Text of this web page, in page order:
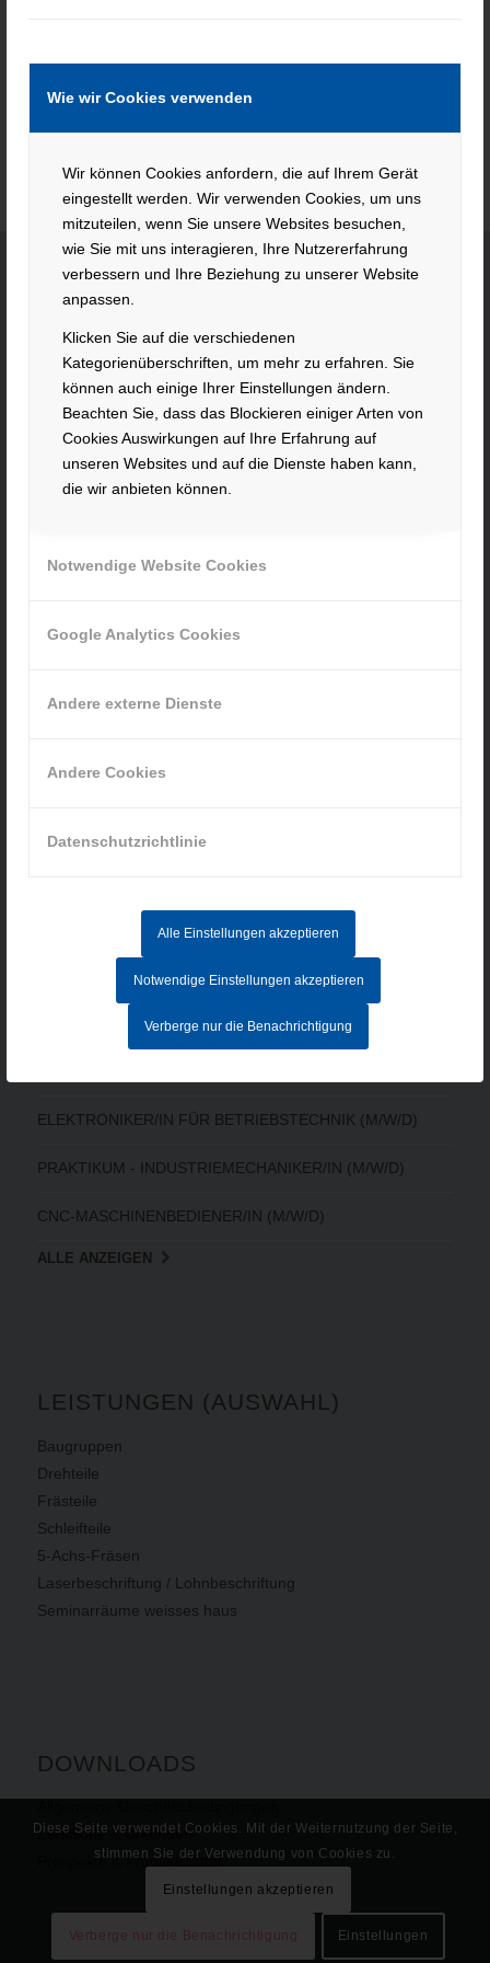
Wie wir Cookies verwenden
Wir können Cookies anfordern, die auf Ihrem Gerät
eingestellt werden. Wir verwenden Cookies, um uns
mitzuteilen, wenn Sie unsere Websites besuchen,
wie Sie mit uns interagieren, Ihre Nutzererfahrung
verbessern und Ihre Beziehung zu unserer Website
anpassen.
Klicken Sie auf die verschiedenen
Kategorienüberschriften, um mehr zu erfahren. Sie
können auch einige Ihrer Einstellungen ändern.
Beachten Sie, dass das Blockieren einiger Arten von
Cookies Auswirkungen auf Ihre Erfahrung auf
unseren Websites und auf die Dienste haben kann,
die wir anbieten können.
Notwendige Website Cookies
Google Analytics Cookies
Andere externe Dienste
Andere Cookies
Datenschutzrichtlinie
Alle Einstellungen akzeptieren
Notwendige Einstellungen akzeptieren
Verberge nur die Benachrichtigung
Hacker Feinmechanik GmbH
Im Polder 2 / Neuhausen
94560 Offenberg
Tel. +49 991 99800 – 0
Fax. +49 991 91564
contact@hacker-feinmechanik.de
AGB
AKTUELLE STELLENANGEBOTE
MITARBEITER IM AUFTRAGSZENTRUM (M/W/D) - Vollzeit
ELEKTRONIKER/IN FÜR BETRIEBSTECHNIK (M/W/D)
PRAKTIKUM - INDUSTRIEMECHANIKER/IN (M/W/D)
CNC-MASCHINENBEDIENER/IN (M/W/D)
ALLE ANZEIGEN
LEISTUNGEN (AUSWAHL)
Baugruppen
Drehteile
Frästeile
Schleifteile
5-Achs-Fräsen
Laserbeschriftung / Lohnbeschriftung
Seminarräume weisses haus
DOWNLOADS
Zertifikate & Urkunden
Prospekte & Produktblätter
Diese Seite verwendet Cookies. Mit der Weiternutzung der Seite,
stimmen Sie der Verwendung von Cookies zu.
Einstellungen akzeptieren
Verberge nur die Benachrichtigung Einstellungen